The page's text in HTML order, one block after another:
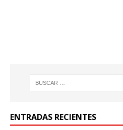
ENTRADAS RECIENTES